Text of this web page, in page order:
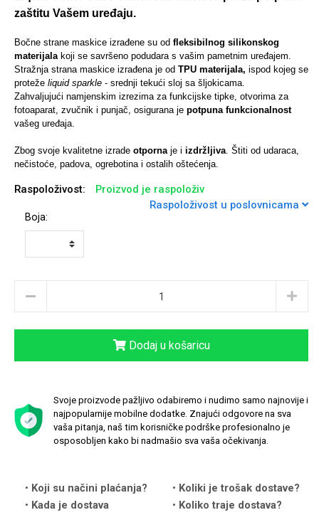
zaštitu Vašem uređaju.
Bočne strane maskice izrađene su od fleksibilnog silikonskog
materijalakoji se savršeno podudara s vašim pametnim uređajem.
Stražnja strana maskice izrađena je od TPU materijala, ispod kojeg se
proteže liquid sparkle - srednji tekući sloj sa šljokicama.
Zahvaljujući namjenskim izrezima za funkcijske tipke, otvorima za
fotoaparat, zvučnik i punjač, osigurana je potpuna funkcionalnost
vašeg uređaja.
Zbog svoje kvalitetne izrade otpornaje i izdržljiva. Štiti od udaraca,
nečistoće, padova, ogrebotina i ostalih oštećenja.
Raspoloživost:
Proizvod je raspoloživ
Raspoloživost u poslovnicama
Boja:
Dodaj u košaricu
Svoje proizvode pažljivo odabiremo i nudimo samo najnovije i
najpopularnije mobilne dodatke. Znajući odgovore na sva
vaša pitanja, naš tim korisničke podrške profesionalno je
osposobljen kako bi nadmašio sva vaša očekivanja.
Koji su načini plaćanja?
Koliki je trošak dostave?
Kada je dostava
Koliko traje dostava?
Sleng Feel Good
Životinjsko carstvo Takeoff
Love motivi I Need Some Space
Univerzalne futrole i
maskice
Preklopne maskice